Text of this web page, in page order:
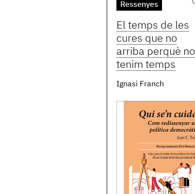
Ressenyes
El temps de les
cures que no
arriba perquè no
tenim temps
Ignasi Franch